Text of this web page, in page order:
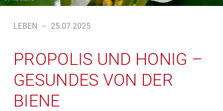
LEBEN – 25.07.2025
PROPOLIS UND HONIG –
GESUNDES VON DER
BIENE